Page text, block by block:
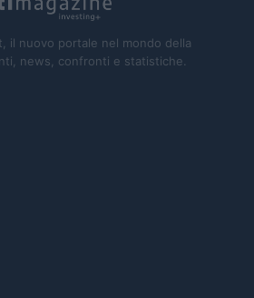
il nuovo portale nel mondo della
news, confronti e statistiche.